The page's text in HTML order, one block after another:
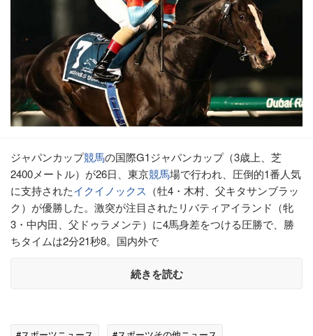
ジャパンカップ競馬の国際G1ジャパンカップ（3歳上、芝
2400メートル）が26日、東京競馬場で行われ、圧倒的1番人気
に支持されたイクイノックス （牡4・木村、父キタサンブラッ
ク）が優勝した。激突が注目されたリバティアイランド（牝
3・中内田、父ドゥラメンテ）に4馬身差をつける圧勝で、勝
ちタイムは2分21秒8。国内外で
続きを読む